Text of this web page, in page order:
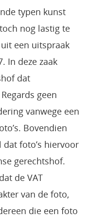
typen kunst
nog lastig te
een uitspraak
In deze zaak
dat
geen
vanwege een
Bovendien
foto’s hiervoor
gerechtshof.
de VAT
van de foto,
die een foto